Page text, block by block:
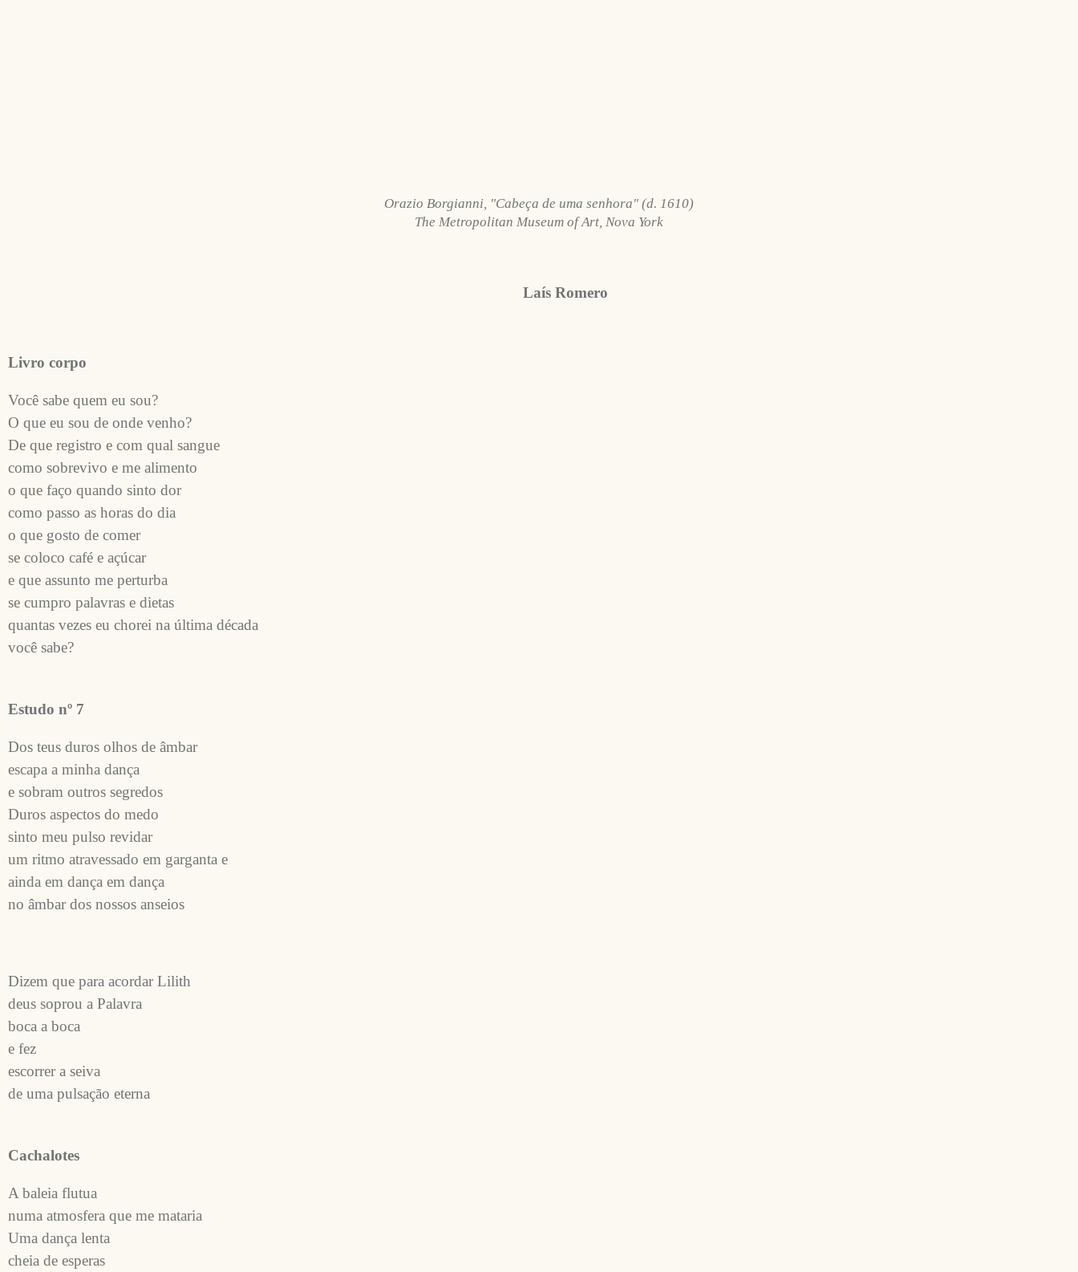
Orazio Borgianni, "Cabeça de uma senhora" (d. 1610)
The Metropolitan Museum of Art, Nova York
Laís Romero
Livro corpo
Você sabe quem eu sou?
O que eu sou de onde venho?
De que registro e com qual sangue
como sobrevivo e me alimento
o que faço quando sinto dor
como passo as horas do dia
o que gosto de comer
se coloco café e açúcar
e que assunto me perturba
se cumpro palavras e dietas
quantas vezes eu chorei na última década
você sabe?
Estudo nº 7
Dos teus duros olhos de âmbar
escapa a minha dança
e sobram outros segredos
Duros aspectos do medo
sinto meu pulso revidar
um ritmo atravessado em garganta e
ainda em dança em dança
no âmbar dos nossos anseios
Dizem que para acordar Lilith
deus soprou a Palavra
boca a boca
e fez
escorrer a seiva
de uma pulsação eterna
Cachalotes
A baleia flutua
numa atmosfera que me mataria
Uma dança lenta
cheia de esperas